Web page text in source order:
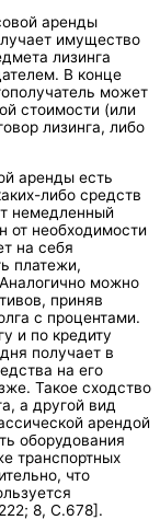
аренды
имущество
лизинга
В конце
может
стоимости (или
лизинга, либо
аренды есть
либо средств
немедленный
от необходимости
на себя
платежи,
можно
приняв
с процентами.
и по кредиту
получает в
на его
Такое сходство
а другой вид
арендой
оборудования
транспортных
что
8, С.678].